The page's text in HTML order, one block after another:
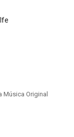
Original